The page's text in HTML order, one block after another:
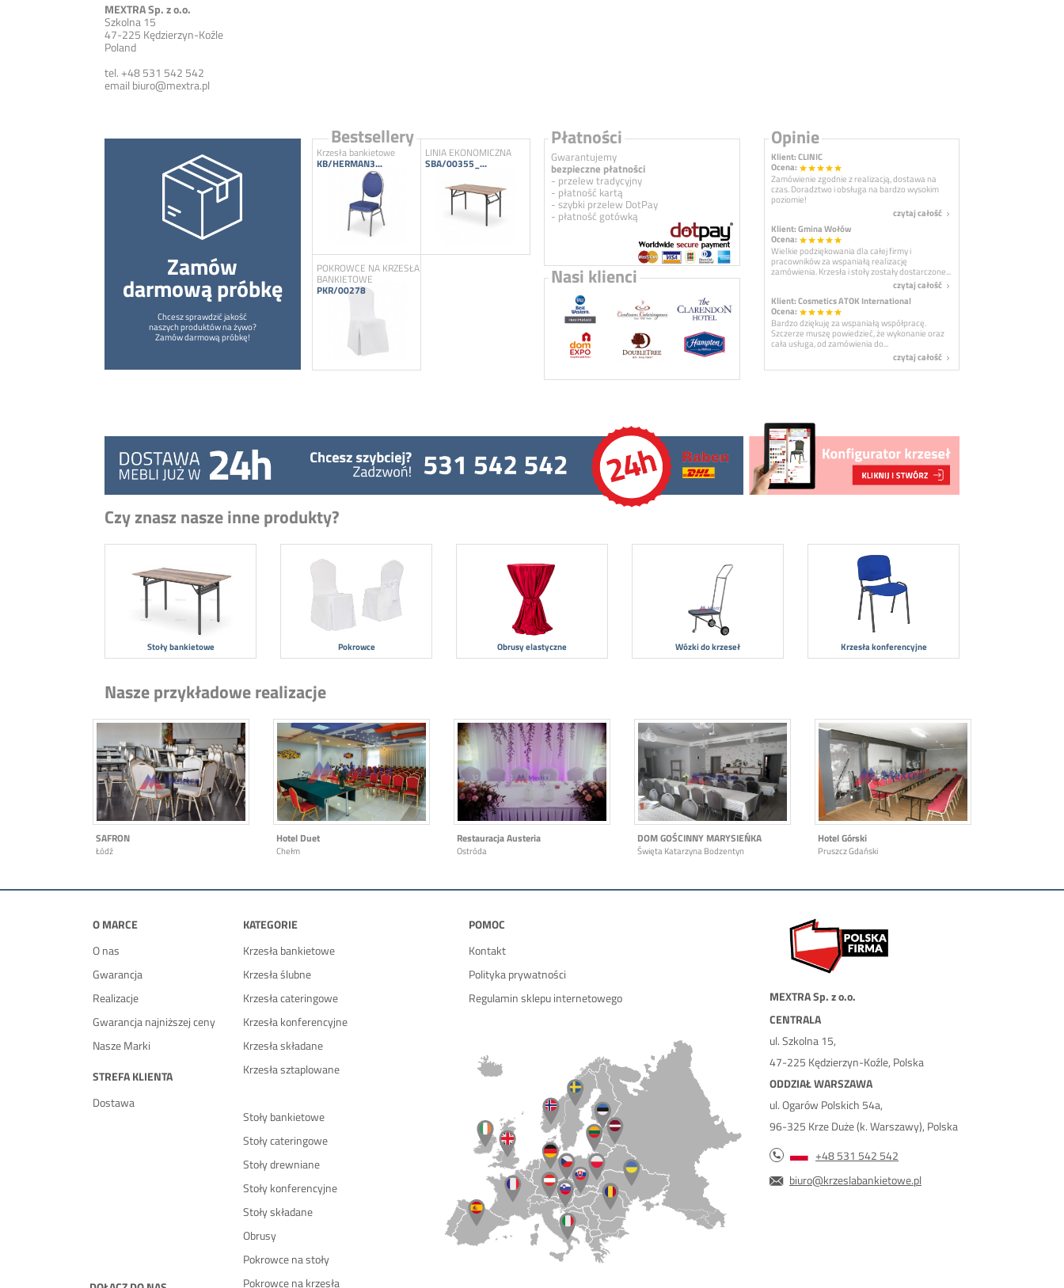
MEXTRA Sp. z o.o.
Szkolna 15
47-225 Kędzierzyn-Koźle
Poland
tel. +48 531 542 542
email biuro@mextra.pl
Zamów
darmową próbkę
Chcesz sprawdzić jakość
naszych produktów na żywo?
Zamów darmową próbkę!
Bestsellery
Krzesła bankietowe
KB/HERMAN3...
LINIA EKONOMICZNA
SBA/00355_...
POKROWCE NA KRZESŁA
BANKIETOWE
PKR/00278
Płatności
Gwarantujemy
bezpieczne płatności
- przelew tradycyjny
- płatność kartą
- szybki przelew DotPay
- płatność gotówką
Nasi klienci
Opinie
Klient: CLINIC
Ocena: starstarstarstarstar
Zamówienie zgodnie z realizacją, dostawa na
czas. Doradztwo i obsługa na bardzo wysokim
poziomie!
czytaj całość navigate_next
Klient: Gmina Wołów
Ocena: starstarstarstarstar
Wielkie podziękowania dla całej firmy i
pracowników za wspaniałą realizację
zamówienia. Krzesła i stoły zostały dostarczone...
czytaj całość navigate_next
Klient: Cosmetics ATOK International
Ocena: starstarstarstarstar
Bardzo dziękuję za wspaniałą współpracę.
Szczerze muszę powiedzieć, że wykonanie oraz
cała usługa, od zamówienia do...
czytaj całość navigate_next
Czy znasz nasze inne produkty?
Stoły bankietowe Pokrowce Obrusy elastyczne Wózki do krzeseł Krzesła konferencyjne
Nasze przykładowe realizacje
SAFRON
Łódź
Hotel Duet
Chełm
Restauracja Austeria
Ostróda
DOM GOŚCINNY MARYSIEŃKA
Święta Katarzyna Bodzentyn
Hotel Górski
Pruszcz Gdański
O MARCE
O nas
Gwarancja
Realizacje
Gwarancja najniższej ceny
Nasze Marki
STREFA KLIENTA
Dostawa
KATEGORIE
Krzesła bankietowe
Krzesła ślubne
Krzesła cateringowe
Krzesła konferencyjne
Krzesła składane
Krzesła sztaplowane
Stoły bankietowe
Stoły cateringowe
Stoły drewniane
Stoły konferencyjne
Stoły składane
Obrusy
Pokrowce na stoły
Pokrowce na krzesła
POMOC
Kontakt
Polityka prywatności
Regulamin sklepu internetowego
MEXTRA Sp. z o.o.
CENTRALA
ul. Szkolna 15,
47-225 Kędzierzyn-Koźle, Polska
ODDZIAŁ WARSZAWA
ul. Ogarów Polskich 54a,
96-325 Krze Duże (k. Warszawy), Polska
+48 531 542 542
biuro@krzeslabankietowe.pl